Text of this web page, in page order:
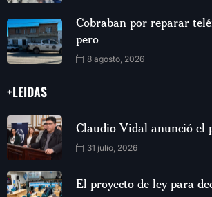
Cobraban por reparar
pero
8 agosto, 2026
+LEIDAS
Claudio Vidal anunció el
31 julio, 2026
El proyecto de ley para